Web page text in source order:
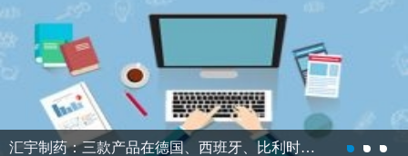
汇宇制药：三款产品在德国、西班牙、比利时及巴基斯坦获批上市